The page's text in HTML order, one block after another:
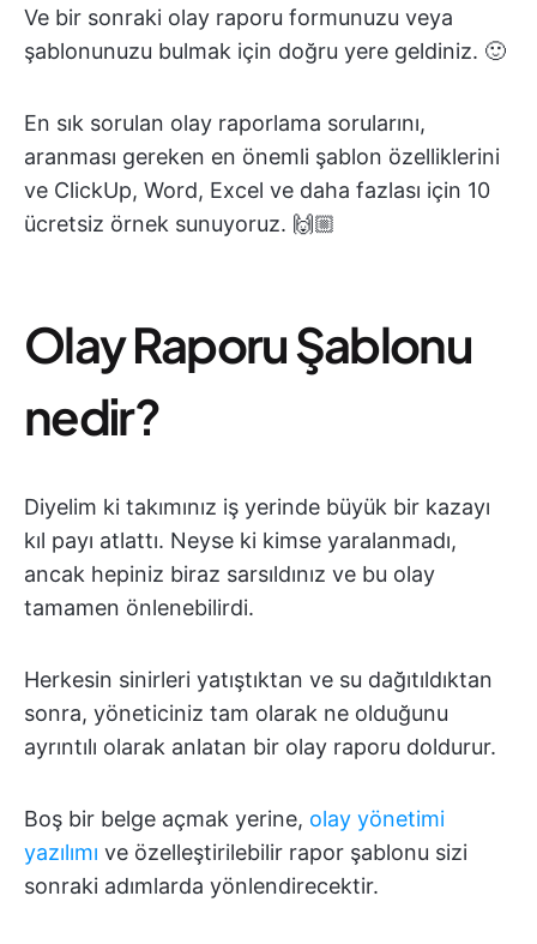
Ve bir sonraki olay raporu formunuzu veya
şablonunuzu bulmak için doğru yere geldiniz. 🙂
En sık sorulan olay raporlama sorularını,
aranması gereken en önemli şablon özelliklerini
ve ClickUp, Word, Excel ve daha fazlası için 10
ücretsiz örnek sunuyoruz. 🙌🏼
Olay Raporu Şablonu
nedir?
Diyelim ki takımınız iş yerinde büyük bir kazayı
kıl payı atlattı. Neyse ki kimse yaralanmadı,
ancak hepiniz biraz sarsıldınız ve bu olay
tamamen önlenebilirdi.
Herkesin sinirleri yatıştıktan ve su dağıtıldıktan
sonra, yöneticiniz tam olarak ne olduğunu
ayrıntılı olarak anlatan bir olay raporu doldurur.
Boş bir belge açmak yerine, olay yönetimi
yazılımı ve özelleştirilebilir rapor şablonu sizi
sonraki adımlarda yönlendirecektir.